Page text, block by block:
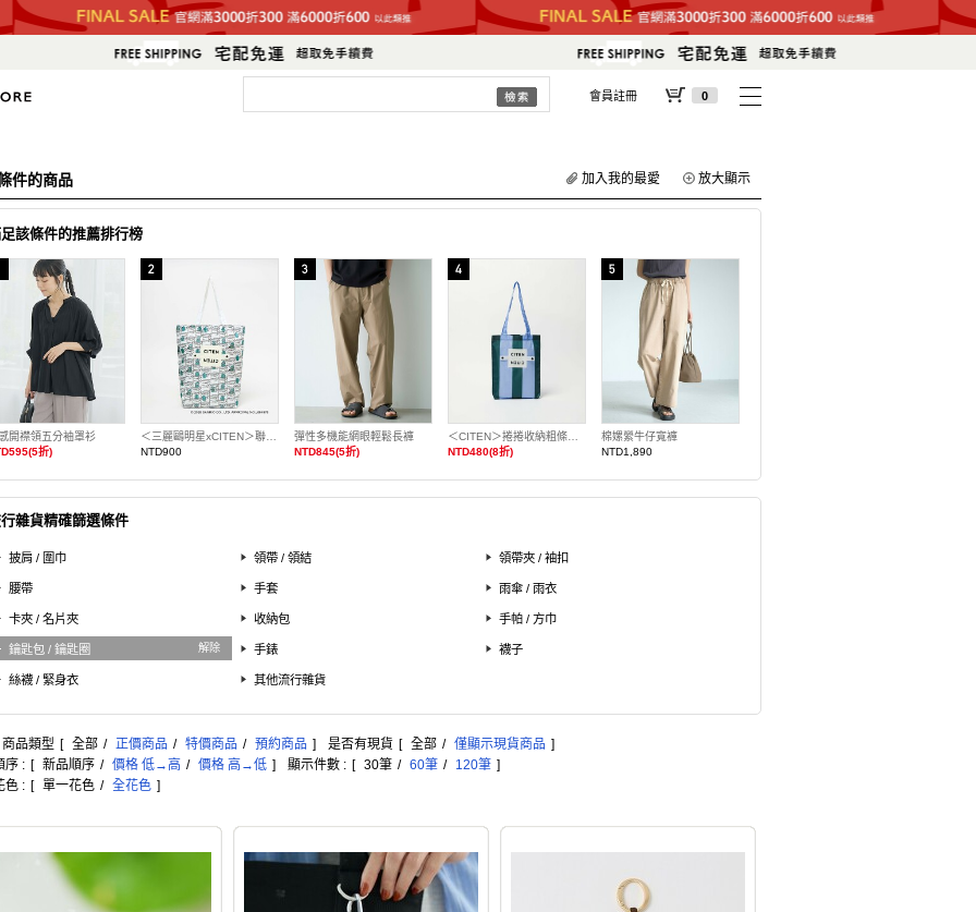
會員註冊 0
件的商品 放大顯示
加入我的最愛
該條件的推薦排行榜
開襟領五分袖罩衫
折)
NTD900
彈性多機能網眼輕鬆長褲
NTD845(5折)
NTD480(8折)
棉嫘縈牛仔寬褲
NTD1,890
雜貨精確篩選條件
披肩 / 圍巾 領帶 / 領結 領帶夾 / 袖扣
腰帶 手套 雨傘 / 雨衣
卡夾 / 名片夾 收納包 手帕 / 方巾
鑰匙包 / 鑰匙圈 解除 手錶 襪子
絲襪 / 緊身衣 其他流行雜貨
品類型 [ 全部 / 正價商品 / 特價商品 / 預約商品 ] 是否有現貨 [ 全部 / 僅顯示現貨商品 ]
序 : [ 新品順序 / 價格 低→高 / 價格 高→低 ] 顯示件數 : [ 30筆 / 60筆 / 120筆 ]
色 : [ 單一花色 / 全花色 ]